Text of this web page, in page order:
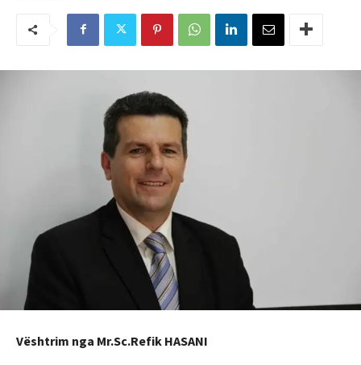
Vështrim nga Mr.Sc.Refik HASANI